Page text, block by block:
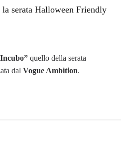
serata Halloween Friendly
quello della serata
dal Vogue Ambition.